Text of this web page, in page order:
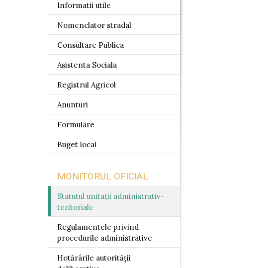
Informatii utile
Nomenclator stradal
Consultare Publica
Asistenta Sociala
Registrul Agricol
Anunturi
Formulare
Buget local
MONITORUL OFICIAL
Statutul unitații administrativ-
teritoriale
Regulamentele privind
procedurile administrative
Hotărârile autorității